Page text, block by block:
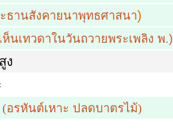
ธานสังคายนาพุทธศาสนา)
ห็นเทวดาในวันถวายพระเพลิง พ.)
ง
(อรหันต์เหาะ ปลดบาตรไม้)